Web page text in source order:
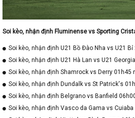
Soi kèo, nhận định Fluminense vs Sporting
Soi kèo, nhận định U21 Bồ Đào Nha vs U21
Soi kèo, nhận định U21 Hà Lan vs U21
Soi kèo, nhận định Shamrock vs Derry 01h45
Soi kèo, nhận định Dundalk vs St Patrick's
Soi kèo, nhận định Belgrano vs Banfield
Soi kèo, nhận định Vasco da Gama vs